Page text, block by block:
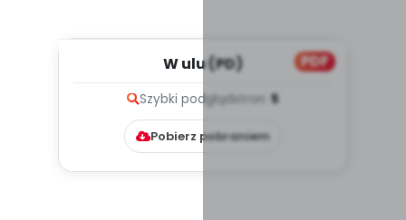
PDF
W ulu (PD)
Szybki podglądstron: 5
Pobierz pobraniem